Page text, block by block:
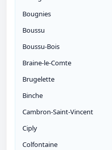
Bougnies
Boussu
Boussu-Bois
Braine-le-Comte
Brugelette
Binche
Cambron-Saint-Vincent
Ciply
Colfontaine